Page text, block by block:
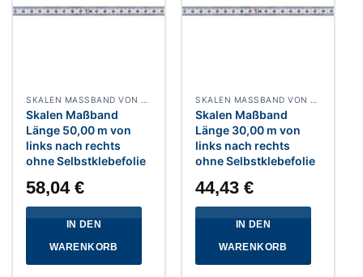
SKALEN MASSBAND VON LINKS NACH RECHTS, BREITE 13 MM WEISSLACKIERT
Skalen Maßband
Länge 50,00 m von
links nach rechts
ohne Selbstklebefolie
58,04€
IN DEN
WARENKORB
SKALEN MASSBAND VON LINKS NACH RECHTS, BREITE 13 MM WEISSLACKIERT
Skalen Maßband
Länge 30,00 m von
links nach rechts
ohne Selbstklebefolie
44,43€
IN DEN
WARENKORB